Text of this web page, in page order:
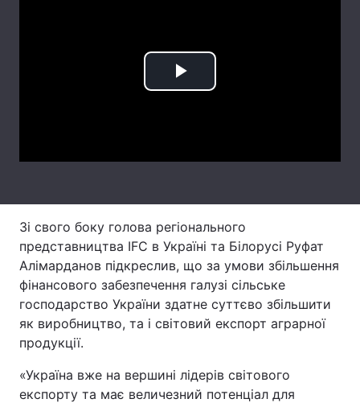
Тема оформлення
Play
Зі свого боку голова регіонального
представництва IFC в Україні та Білорусі Руфат
Алімарданов підкреслив, що за умови збільшення
фінансового забезпечення галузі сільське
господарство України здатне суттєво збільшити
як виробництво, та і світовий експорт аграрної
продукції.
«Україна вже на вершині лідерів світового
експорту та має величезний потенціал для